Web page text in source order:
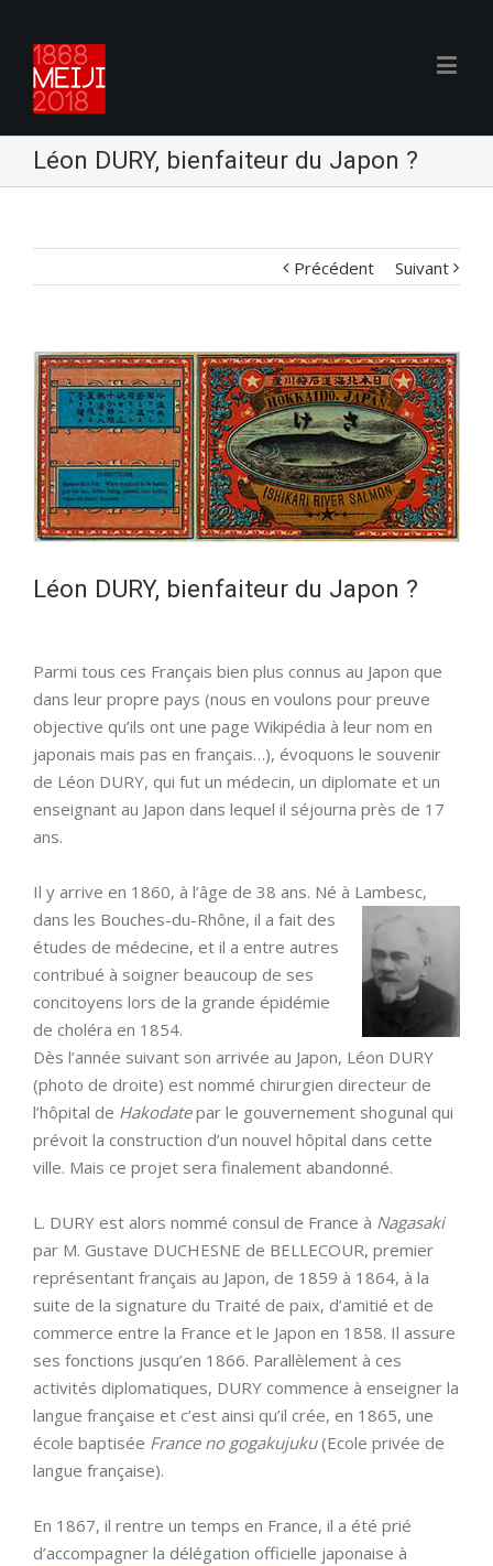
Léon DURY, bienfaiteur du Japon ?
Précédent Suivant
Voir
l'image
agrandie
Léon DURY, bienfaiteur du Japon ?
Parmi tous ces Français bien plus connus au Japon que
dans leur propre pays (nous en voulons pour preuve
objective qu’ils ont une page Wikipédia à leur nom en
japonais mais pas en français…), évoquons le souvenir
de Léon DURY, qui fut un médecin, un diplomate et un
enseignant au Japon dans lequel il séjourna près de 17
ans.
Il y arrive en 1860, à l’âge de 38 ans. Né à Lambesc,
dans les Bouches-du-Rhône, il a fait des
études de médecine, et il a entre autres
contribué à soigner beaucoup de ses
concitoyens lors de la grande épidémie
de choléra en 1854.
Dès l’année suivant son arrivée au Japon, Léon DURY
(photo de droite) est nommé chirurgien directeur de
l’hôpital de Hakodatepar le gouvernement shogunal qui
prévoit la construction d’un nouvel hôpital dans cette
ville. Mais ce projet sera finalement abandonné.
L. DURY est alors nommé consul de France à Nagasaki
par M. Gustave DUCHESNE de BELLECOUR, premier
représentant français au Japon, de 1859 à 1864, à la
suite de la signature du Traité de paix, d’amitié et de
commerce entre la France et le Japon en 1858. Il assure
ses fonctions jusqu’en 1866. Parallèlement à ces
activités diplomatiques, DURY commence à enseigner la
langue française et c’est ainsi qu’il crée, en 1865, une
école baptisée France no gogakujuku(Ecole privée de
langue française).
En 1867, il rentre un temps en France, il a été prié
d’accompagner la délégation officielle japonaise à